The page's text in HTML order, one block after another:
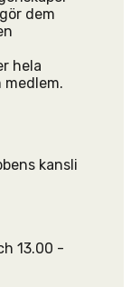
dem
hela
kansli
13.00 -